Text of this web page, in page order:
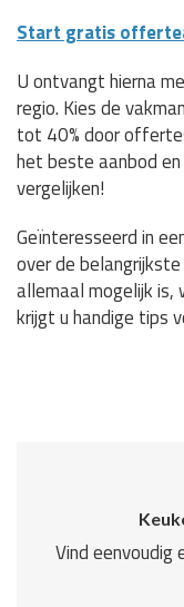
Start gratis
U ontvangt hierna
regio. Kies de
tot 40% door
het beste aanbod
vergelijken!
Geïnteresseerd in
over de
allemaal mogelijk
krijgt u handige tips
Vind eenvoudig